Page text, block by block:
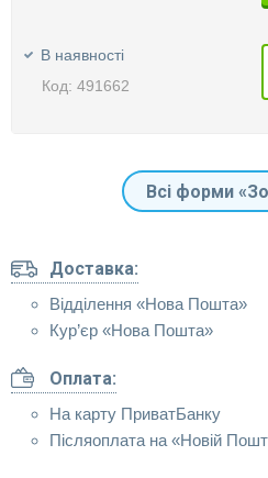
В наявності
Код: 491662
Всі форми
Доставка:
Відділення «Нова Пошта»
Кур’єр «Нова Пошта»
Оплата:
На карту ПриватБанку
Післяоплата на «Новій